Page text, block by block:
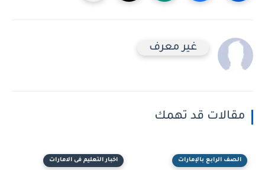
غير معرف
مقالات قد تهمك
الصف الرابع بالإمارات اخبار التعليم فى الامارات